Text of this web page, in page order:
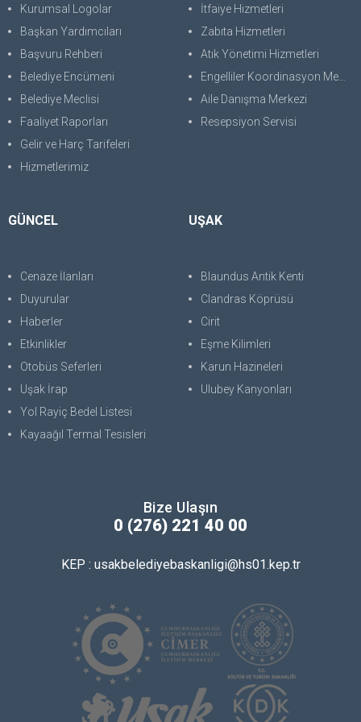
Kurumsal Logolar
Başkan Yardımcıları
Başvuru Rehberi
Belediye Encümeni
Belediye Meclisi
Faaliyet Raporları
Gelir ve Harç Tarifeleri
Hizmetlerimiz
İtfaiye Hizmetleri
Zabıta Hizmetleri
Atık Yönetimi Hizmetleri
Engelliler Koordinasyon Merkezi
Aile Danışma Merkezi
Resepsiyon Servisi
GÜNCEL
Cenaze İlanları
Duyurular
Haberler
Etkinlikler
Otobüs Seferleri
Uşak İrap
Yol Rayiç Bedel Listesi
Kayaağıl Termal Tesisleri
UŞAK
Blaundus Antik Kenti
Clandras Köprüsü
Cirit
Eşme Kilimleri
Karun Hazineleri
Ulubey Kanyonları
Bize Ulaşın
0 (276) 221 40 00
KEP : usakbelediyebaskanligi@hs01.kep.tr